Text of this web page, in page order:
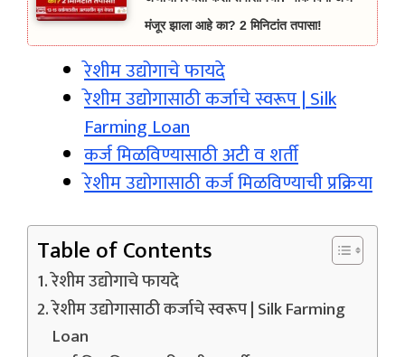
मंजूर झाला आहे का? 2 मिनिटांत तपासा!
रेशीम उद्योगाचे फायदे
रेशीम उद्योगासाठी कर्जाचे स्वरूप | Silk
Farming Loan
कर्ज मिळविण्यासाठी अटी व शर्ती
रेशीम उद्योगासाठी कर्ज मिळविण्याची प्रक्रिया
Table of Contents
रेशीम उद्योगाचे फायदे
रेशीम उद्योगासाठी कर्जाचे स्वरूप | Silk Farming
Loan